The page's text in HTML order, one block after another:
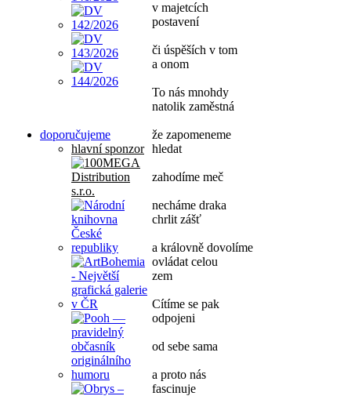
doporučujeme
hlavní sponzor
v majetcích
postavení
či úspěších v tom
a onom
To nás mnohdy
natolik zaměstná
že zapomeneme
hledat
zahodíme meč
necháme draka
chrlit zášť
a královně dovolíme
ovládat celou
zem
Cítíme se pak
odpojeni
od sebe sama
a proto nás
fascinuje